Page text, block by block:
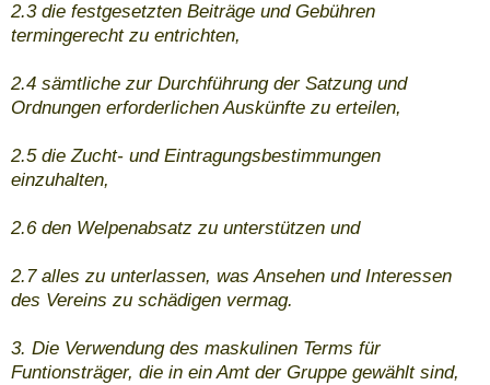
2.3 die festgesetzten Beiträge und Gebühren
termingerecht zu entrichten,
2.4 sämtliche zur Durchführung der Satzung und
Ordnungen erforderlichen Auskünfte zu erteilen,
2.5 die Zucht- und Eintragungsbestimmungen
einzuhalten,
2.6 den Welpenabsatz zu unterstützen und
2.7 alles zu unterlassen, was Ansehen und Interessen
des Vereins zu schädigen vermag.
3. Die Verwendung des maskulinen Terms für
Funtionsträger, die in ein Amt der Gruppe gewählt sind,